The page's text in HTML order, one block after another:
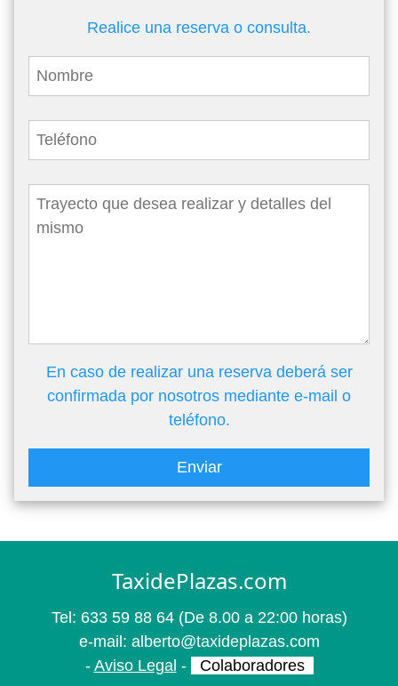
Realice una reserva o consulta.
En caso de realizar una reserva deberá ser
confirmada por nosotros mediante e-mail o
teléfono.
Enviar
TaxidePlazas.com
Tel: 633 59 88 64 (De 8.00 a 22:00 horas)
e-mail: alberto@taxideplazas.com
- Aviso Legal - Colaboradores